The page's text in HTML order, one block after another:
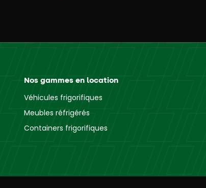
Nos gammes en location
Véhicules frigorifiques
Meubles réfrigérés
Containers frigorifiques